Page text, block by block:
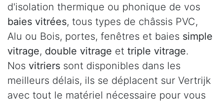
d'isolation thermique ou phonique de vos
baies vitrées, tous types de châssis PVC,
Alu ou Bois, portes, fenêtres et baies simple
vitrage, double vitrage et triple vitrage.
Nos vitriers sont disponibles dans les
meilleurs délais, ils se déplacent sur Vertrijk
avec tout le matériel nécessaire pour vous